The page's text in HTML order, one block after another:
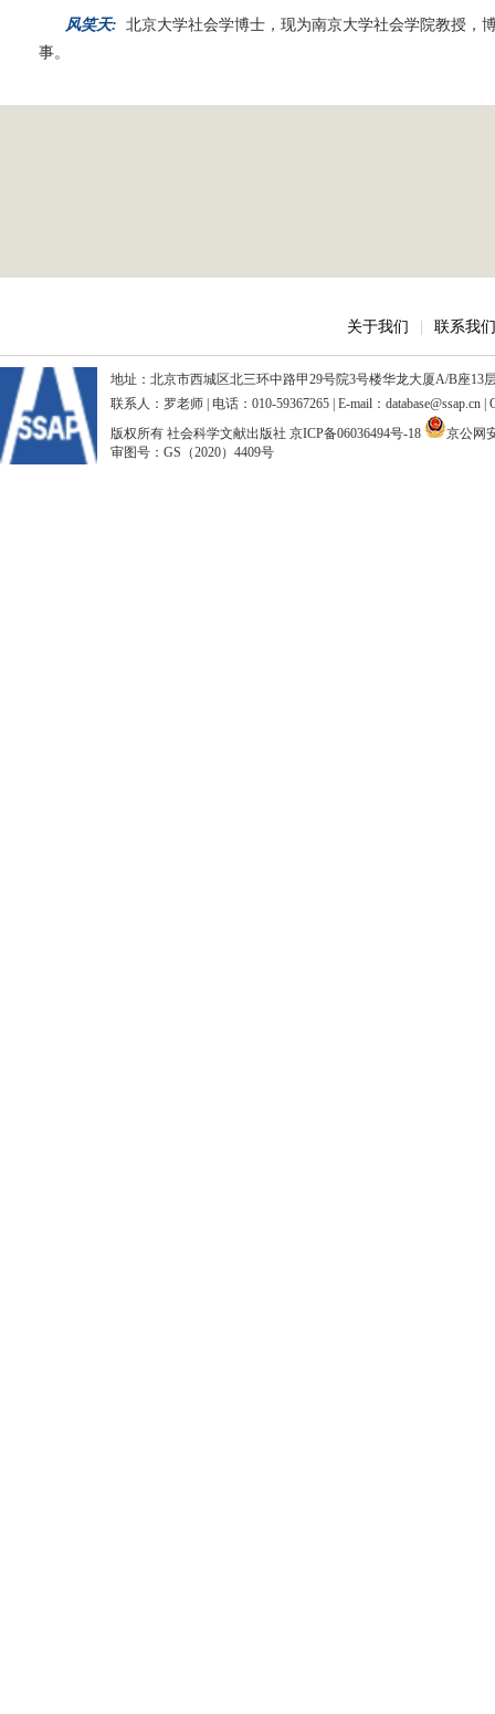
风笑天: 北京大学社会学博士，现为南京大学社会学院教授，
事。
关于我们 联系我们
地址：北京市西城区北三环中路甲29号院3号楼华龙大厦A/B座13
联系人：罗老师 | 电话：010-59367265 | E-mail：database@ssap.cn
版权所有 社会科学文献出版社 京ICP备06036494号-18
京公网
审图号：GS（2020）4409号